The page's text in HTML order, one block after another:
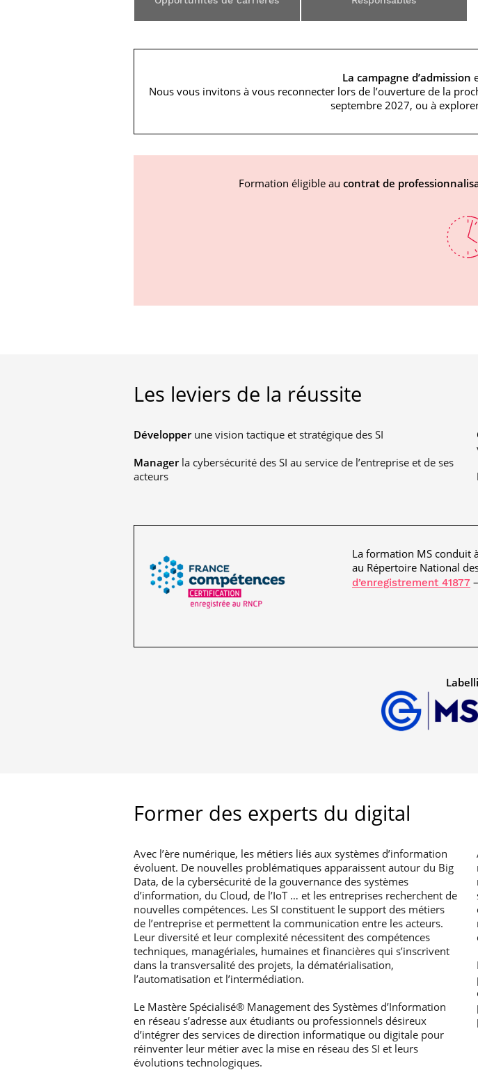
La campagne d’admission
Nous vous invitons à vous reconnecter lors de l’ouverture de la
septembre 2027, ou à
Formation éligible au contrat de
Les leviers de la réussite
Développer une vision tactique et stratégique des SI
Managerla cybersécurité des SI au service de l’entreprise et de ses
acteurs
La formation MS conduit
au Répertoire National
d’enregistrement 41877
Former des experts du digital
Avec l’ère numérique, les métiers liés aux systèmes d’information
évoluent. De nouvelles problématiques apparaissent autour du Big
Data, de la cybersécurité de la gouvernance des systèmes
d’information, du Cloud, de l’IoT … et les entreprises recherchent de
nouvelles compétences. Les SI constituent le support des métiers
de l’entreprise et permettent la communication entre les acteurs.
Leur diversité et leur complexité nécessitent des compétences
techniques, managériales, humaines et financières qui s’inscrivent
dans la transversalité des projets, la dématérialisation,
l’automatisation et l’intermédiation.
Le Mastère Spécialisé® Management des Systèmes d’Information
en réseau s’adresse aux étudiants ou professionnels désireux
d’intégrer des services de direction informatique ou digitale pour
réinventer leur métier avec la mise en réseau des SI et leurs
évolutions technologiques.